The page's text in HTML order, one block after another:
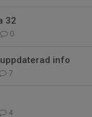
32
0
info
7
4